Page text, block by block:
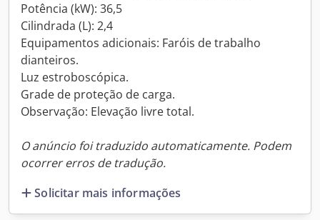
Potência (kW): 36,5
Cilindrada (L): 2,4
Equipamentos adicionais: Faróis de trabalho
dianteiros.
Luz estroboscópica.
Grade de proteção de carga.
Observação: Elevação livre total.
O anúncio foi traduzido automaticamente. Podem
ocorrer erros de tradução.
Solicitar mais informações